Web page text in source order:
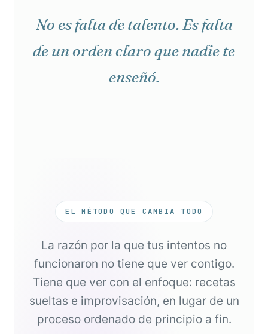
No es falta de talento. Es falta
de un orden claro que nadie te
enseñó.
EL MÉTODO QUE CAMBIA TODO
La razón por la que tus intentos no
funcionaron no tiene que ver contigo.
Tiene que ver con el enfoque: recetas
sueltas e improvisación, en lugar de un
proceso ordenado de principio a fin.